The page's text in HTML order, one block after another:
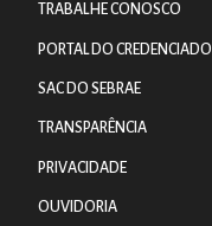
TRABALHE CONOSCO
PORTAL DO CREDENCIADO
SAC DO SEBRAE
TRANSPARÊNCIA
PRIVACIDADE
OUVIDORIA